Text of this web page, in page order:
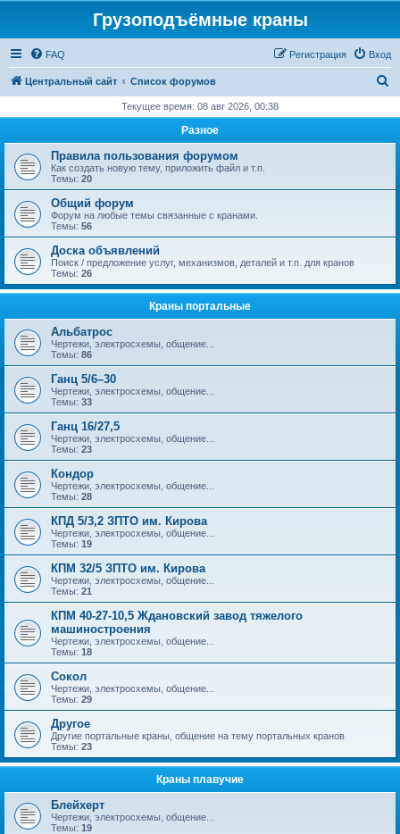
Грузоподъёмные краны
FAQ Вход
Регистрация
Центральный сайт Список форумов
с
Текущее время: 08 авг 2026, 00:38
Разное
Правила пользования форумом
Как создать новую тему, приложить файл и т.п.
Темы: 20
Общий форум
Форум на любые темы связанные с кранами.
Темы: 56
Доска объявлений
Поиск / предложение услуг, механизмов, деталей и т.п. для кранов
Темы: 26
Краны портальные
Альбатрос
Чертежи, электросхемы, общение...
Темы: 86
Ганц 5/6–30
Чертежи, электросхемы, общение...
Темы: 33
Ганц 16/27,5
Чертежи, электросхемы, общение...
Темы: 23
Кондор
Чертежи, электросхемы, общение...
Темы: 28
КПД 5/3,2 ЗПТО им. Кирова
Чертежи, электросхемы, общение...
Темы: 19
КПМ 32/5 ЗПТО им. Кирова
Чертежи, электросхемы, общение...
Темы: 21
КПМ 40-27-10,5 Ждановский завод тяжелого
машиностроения
Чертежи, электросхемы, общение...
Темы: 18
Сокол
Чертежи, электросхемы, общение...
Темы: 29
Другое
Другие портальные краны, общение на тему портальных кранов
Темы: 23
Краны плавучие
Блейхерт
Чертежи, электросхемы, общение...
Темы: 19